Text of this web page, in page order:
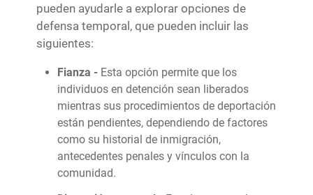
pueden ayudarle a explorar opciones de
defensa temporal, que pueden incluir las
siguientes:
Fianza - Esta opción permite que los
individuos en detención sean liberados
mientras sus procedimientos de deportación
están pendientes, dependiendo de factores
como su historial de inmigración,
antecedentes penales y vínculos con la
comunidad.